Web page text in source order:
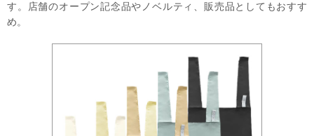
す。店舗のオープン記念品やノベルティ、販売品としてもおすす
め。